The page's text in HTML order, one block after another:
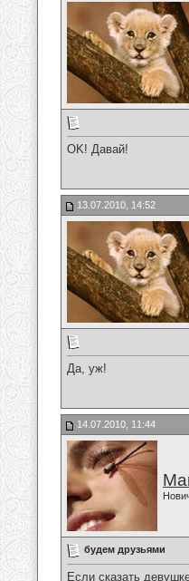
OK! Давай!
13.07.2010, 14:52
Да, уж!
14.07.2010, 11:44
будем друзьями
Если сказать